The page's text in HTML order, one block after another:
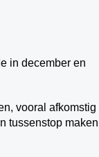
in december en
vooral afkomstig
tussenstop maken